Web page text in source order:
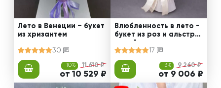
Лето в Венеции – букет
из хризантем
30
-10% 11 610 ₽
от 10 529 ₽
Влюбленность в лето -
букет из роз и альстро
мерий
17
-3% 9 260 ₽
от 9 006 ₽